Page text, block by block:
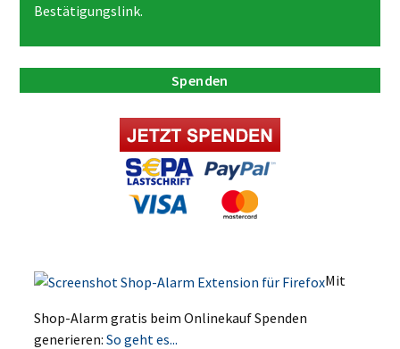
Bestätigungslink.
Spenden
Mit
Shop-Alarm gratis beim Onlinekauf Spenden
generieren:So geht es...